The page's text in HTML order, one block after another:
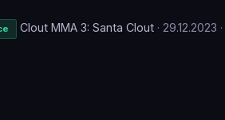
Clout MMA 3: Santa Clout · 29.12.2023